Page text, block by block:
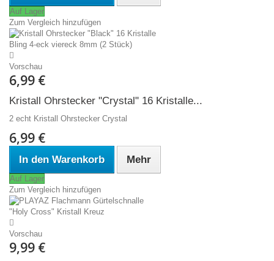
Auf Lager
Zum Vergleich hinzufügen
Vorschau
6,99 €
Kristall Ohrstecker "Crystal" 16 Kristalle...
2 echt Kristall Ohrstecker Crystal
6,99 €
In den Warenkorb Mehr
Auf Lager
Zum Vergleich hinzufügen
Vorschau
9,99 €